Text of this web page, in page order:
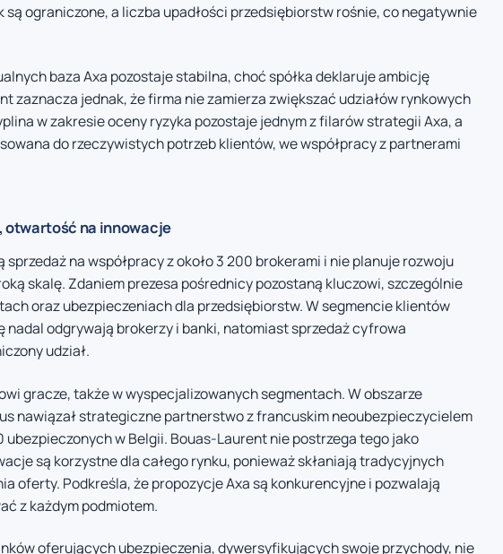
ograniczone, a liczba upadłości przedsiębiorstw rośnie, co negatywnie
baza Axa pozostaje stabilna, choć spółka deklaruje ambicję
zaznacza jednak, że firma nie zamierza zwiększać udziałów rynkowych
w zakresie oceny ryzyka pozostaje jednym z filarów strategii Axa, a
do rzeczywistych potrzeb klientów, we współpracy z partnerami
otwartość na innowacje
na współpracy z około 3 200 brokerami i nie planuje rozwoju
skalę. Zdaniem prezesa pośrednicy pozostaną kluczowi, szczególnie
oraz ubezpieczeniach dla przedsiębiorstw. W segmencie klientów
odgrywają brokerzy i banki, natomiast sprzedaż cyfrowa
udział.
gracze, także w wyspecjalizowanych segmentach. W obszarze
nawiązał strategiczne partnerstwo z francuskim neoubezpieczycielem
ubezpieczonych w Belgii. Bouas-Laurent nie postrzega tego jako
są korzystne dla całego rynku, ponieważ skłaniają tradycyjnych
oferty. Podkreśla, że propozycje Axa są konkurencyjne i pozwalają
z każdym podmiotem.
oferujących ubezpieczenia, dywersyfikujących swoje przychody, nie